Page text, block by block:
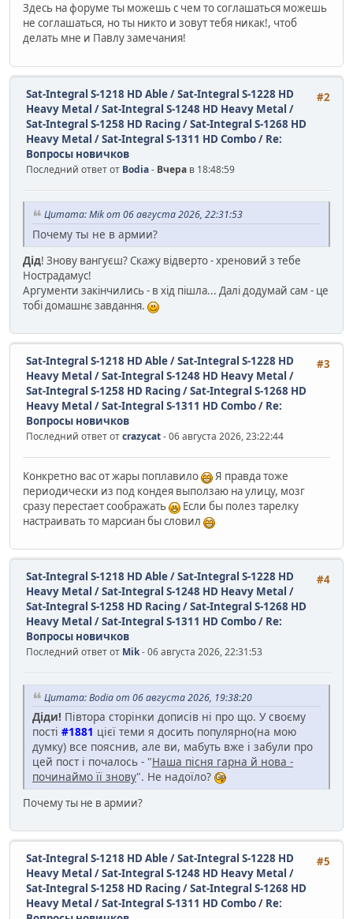
Здесь на форуме ты можешь с чем то соглашаться можешь
не соглашаться, но ты никто и зовут тебя никак!, чтоб
делать мне и Павлу замечания!
#2
Sat-Integral S-1218 HD Able / Sat-Integral S-1228 HD
Heavy Metal / Sat-Integral S-1248 HD Heavy Metal /
Sat-Integral S-1258 HD Racing / Sat-Integral S-1268 HD
Heavy Metal / Sat-Integral S-1311 HD Combo/ Re:
Вопросы новичков
Последний ответ от Bodia- Вчера в 18:48:59
Цитата: Mik от 06 августа 2026, 22:31:53
Почему ты не в армии?
Дід! Знову вангуєш? Скажу відверто - хреновий з тебе
Нострадамус!
Аргументи закінчились - в хід пішла... Далі додумай сам - це
тобі домашнє завдання.
#3
Sat-Integral S-1218 HD Able / Sat-Integral S-1228 HD
Heavy Metal / Sat-Integral S-1248 HD Heavy Metal /
Sat-Integral S-1258 HD Racing / Sat-Integral S-1268 HD
Heavy Metal / Sat-Integral S-1311 HD Combo/ Re:
Вопросы новичков
Последний ответ отcrazycat- 06 августа 2026, 23:22:44
Конкретно вас от жары поплавило
Я правда тоже
периодически из под кондея выползаю на улицу, мозг
сразу перестает соображать
Если бы полез тарелку
настраивать то марсиан бы словил
#4
Sat-Integral S-1218 HD Able / Sat-Integral S-1228 HD
Heavy Metal / Sat-Integral S-1248 HD Heavy Metal /
Sat-Integral S-1258 HD Racing / Sat-Integral S-1268 HD
Heavy Metal / Sat-Integral S-1311 HD Combo/ Re:
Вопросы новичков
Последний ответ от Mik- 06 августа 2026, 22:31:53
Цитата: Bodia от 06 августа 2026, 19:38:20
Діди! Півтора сторінки дописів ні про що. У своєму
пості #1881 цієї теми я досить популярно(на мою
думку) все пояснив, але ви, мабуть вже і забули про
цей пост і почалось - "Наша пісня гарна й нова -
починаймо її знову". Не надоїло?
Почему ты не в армии?
#5
Sat-Integral S-1218 HD Able / Sat-Integral S-1228 HD
Heavy Metal / Sat-Integral S-1248 HD Heavy Metal /
Sat-Integral S-1258 HD Racing / Sat-Integral S-1268 HD
Heavy Metal / Sat-Integral S-1311 HD Combo/ Re: